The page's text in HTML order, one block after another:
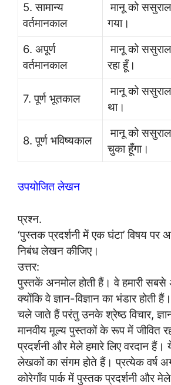
5. सामान्य
वर्तमानकाल
मानू को
गया।
6. अपूर्ण
वर्तमानकाल
मानू को
रहा हूँ।
7. पूर्ण भूतकाल
मानू को
था।
8. पूर्ण भविष्यकाल
मानू को
चुका हूँगा।
उपयोजित लेखन
प्रश्न.
‘पुस्तक प्रदर्शनी में एक घंटा’ विषय पर
निबंध लेखन कीजिए।
उत्तर:
पुस्तकें अनमोल होती हैं। वे हमारी सबसे
क्योंकि वे ज्ञान-विज्ञान का भंडार
चले जाते हैं परंतु उनके श्रेष्ठ विचार,
मानवीय मूल्य पुस्तकों के रूप में जीवित
प्रदर्शनी और मेले हमारे लिए वरदान हैं।
लेखकों का संगम होते हैं। प्रत्येक वर्ष
कोरेगाँव पार्क में पुस्तक प्रदर्शनी और